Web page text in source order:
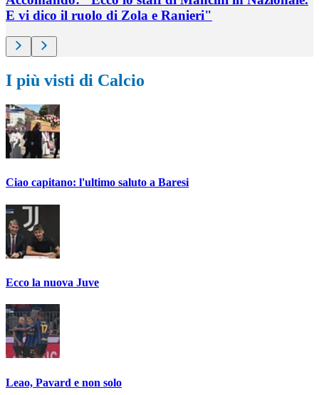
E vi dico il ruolo di Zola e Ranieri"
I più visti di Calcio
Ciao capitano: l'ultimo saluto a Baresi
Ecco la nuova Juve
Leao, Pavard e non solo